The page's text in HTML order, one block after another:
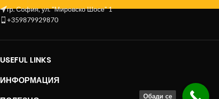
гр. София, ул. "Мировско Шосе" 1
+359879929870
USEFUL LINKS
ИНФОРМАЦИЯ
Обади се